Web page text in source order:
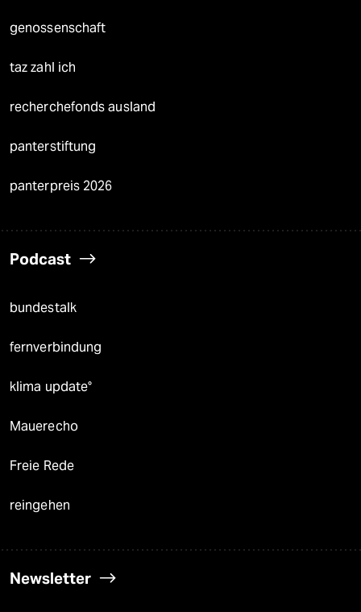
genossenschaft
taz zahl ich
recherchefonds ausland
panterstiftung
panterpreis 2026
Podcast
bundestalk
fernverbindung
klima update°
Mauerecho
Freie Rede
reingehen
Newsletter